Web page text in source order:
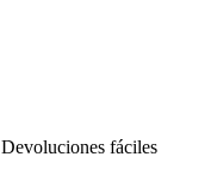
Devoluciones fáciles